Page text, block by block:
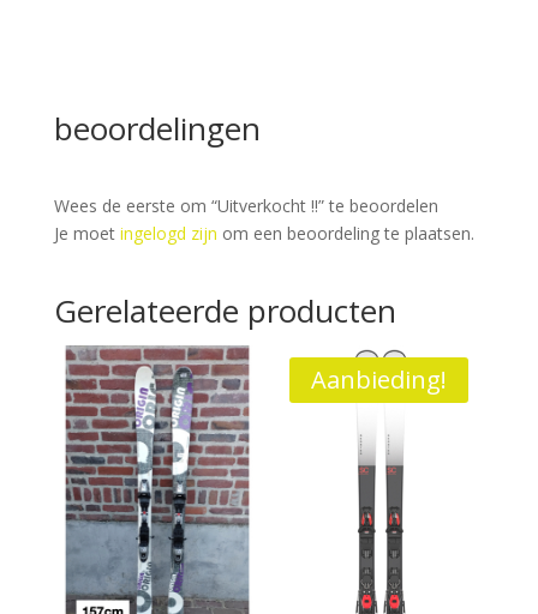
beoordelingen
Wees de eerste om “Uitverkocht !!” te beoordelen
Je moet ingelogd zijn om een beoordeling te plaatsen.
Gerelateerde producten
Aanbieding!